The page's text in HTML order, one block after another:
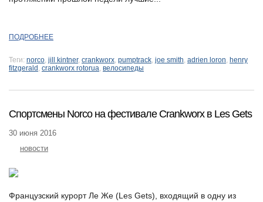
ПОДРОБНЕЕ
Теги: norco, jill kintner, crankworx, pumptrack, joe smith, adrien loron, henry
fitzgerald , crankworx rotorua, велосипеды
Спортсмены Norco на фестивале Crankworx в Les Gets
30 июня 2016
новости
Французский курорт Ле Же (Les Gets), входящий в одну из